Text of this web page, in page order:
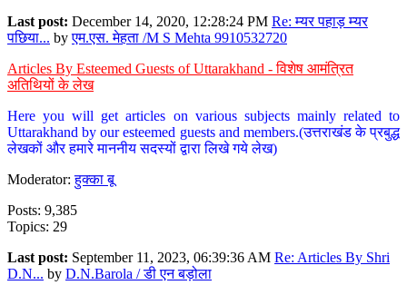
Last post: December 14, 2020, 12:28:24 PM Re: म्यर पहाड़ म्यर
पछिया... byएम.एस. मेहता /M S Mehta 9910532720
Articles By Esteemed Guests of Uttarakhand - विशेष आमंत्रित
अतिथियों के लेख
Here you will get articles on various subjects mainly related to
Uttarakhand by our esteemed guests and members.(उत्तराखंड के प्रबुद्ध
लेखकों और हमारे माननीय सदस्यों द्वारा लिखे गये लेख)
Moderator:हुक्का बू
Posts: 9,385
Topics: 29
Last post: September 11, 2023, 06:39:36 AM Re: Articles By Shri
D.N... by D.N.Barola / डी एन बड़ोला